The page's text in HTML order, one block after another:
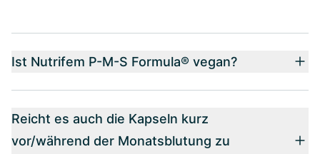
Ist Nutrifem P-M-S Formula® vegan?
Reicht es auch die Kapseln kurz
vor/während der Monatsblutung zu